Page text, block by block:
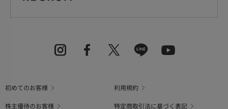
初めてのお客様
利用規約
株主優待のお客様
特定商取引法に基づく表記